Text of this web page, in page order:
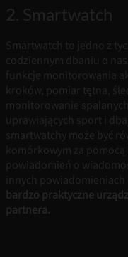
2. Smartwatch
Smartwatch to jedno z
codziennym dbaniu o
funkcje monitorowania
kroków, pomiar tętna,
monitorowanie
uprawiających sport i
smartwatchy może być
komórkowym za
powiadomień o
innych
bardzo praktyczne
partnera.